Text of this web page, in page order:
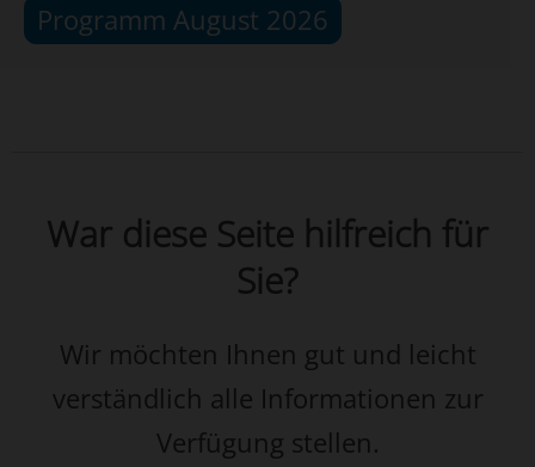
Programm August 2026
War diese Seite hilfreich für
Sie?
Wir möchten Ihnen gut und leicht
verständlich alle Informationen zur
Verfügung stellen.